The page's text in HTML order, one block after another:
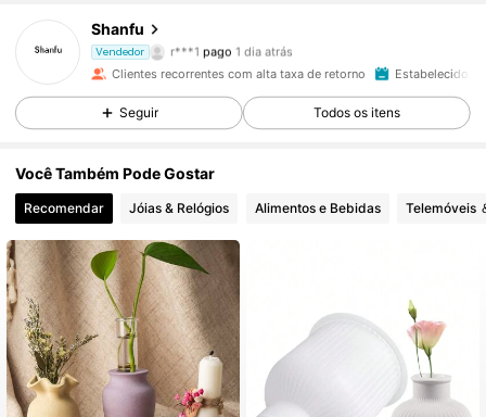
Shanfu
Vendedor
r***1 pago 1 dia atrás
2.8K Seguidores
4,92 2.8K Seguidores
4,92
4,92 2.8K Seguidores
4,92 2.8K Seguidores
Clientes recorrentes com alta taxa de retorno Estabelecido
Seguir Todos os itens
Você Também Pode Gostar
Recomendar Jóias & Relógios Alimentos e Bebidas Telemóveis